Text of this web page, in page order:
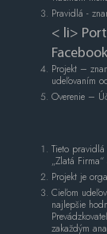
Pravidlá -
< li>
Projekt –
udeľovaním
Overenie –
Tieto
„Zlatá
Projekt je
Cieľom
najlepšie
zakaždým